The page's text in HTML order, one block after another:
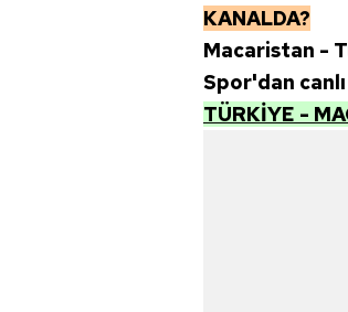
KANALDA?
Macaristan -
Spor'dan
TÜRKİYE -